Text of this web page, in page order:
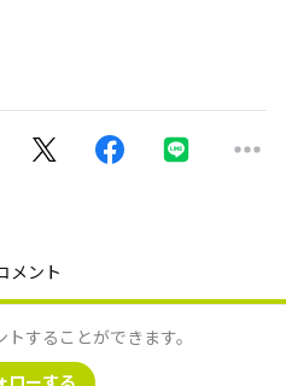
メント
することができます。